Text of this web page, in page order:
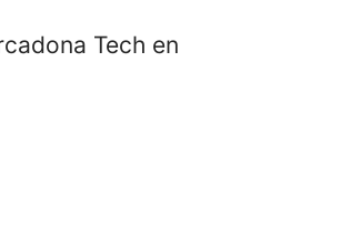
Tech en